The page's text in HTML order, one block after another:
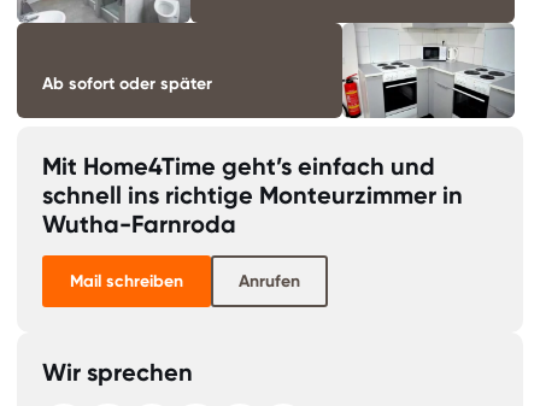
Ab sofort oder später
Mit Home4Time geht’s einfach und
schnell ins richtige Monteurzimmer in
Wutha-Farnroda
Mail schreiben Anrufen
Wir sprechen